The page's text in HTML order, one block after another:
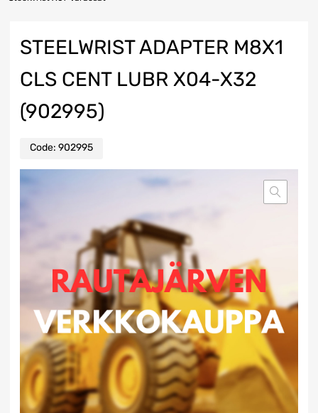
STEELWRIST ADAPTER M8X1
CLS CENT LUBR X04-X32
(902995)
Code: 902995